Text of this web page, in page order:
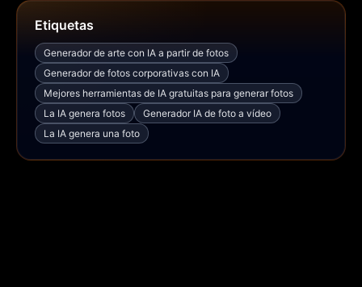
Etiquetas
Generador de arte con IA a partir de fotos
Generador de fotos corporativas con IA
Mejores herramientas de IA gratuitas para generar fotos
La IA genera fotos
Generador IA de foto a vídeo
La IA genera una foto